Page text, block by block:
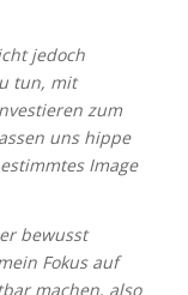
jedoch
tun, mit
zum
uns hippe
Image
bewusst
Fokus auf
machen, also